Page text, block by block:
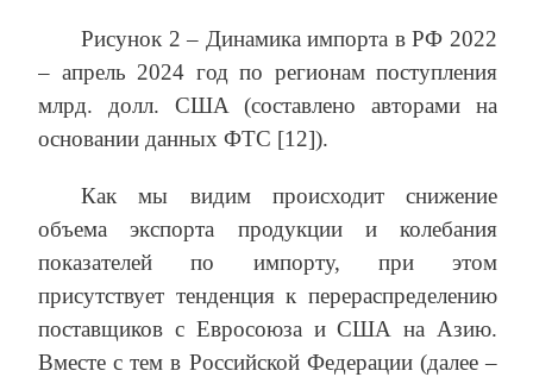
Рисунок 2 – Динамика импорта в РФ 2022
– апрель 2024 год по регионам поступления
млрд. долл. США (составлено авторами на
основании данных ФТС [12]).
Как мы видим происходит снижение
объема экспорта продукции и колебания
показателей по импорту, при этом
присутствует тенденция к перераспределению
поставщиков с Евросоюза и США на Азию.
Вместе с тем в Российской Федерации (далее –